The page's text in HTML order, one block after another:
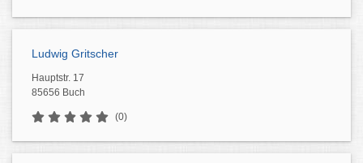
Ludwig Gritscher
Hauptstr. 17
85656 Buch
(0)